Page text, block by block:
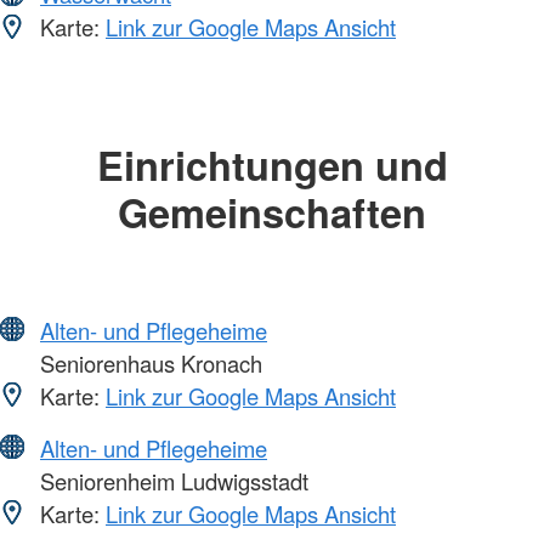
Karte: Link zur Google Maps Ansicht
Einrichtungen und
Gemeinschaften
Alten- und Pflegeheime
Seniorenhaus Kronach
Karte: Link zur Google Maps Ansicht
Alten- und Pflegeheime
Seniorenheim Ludwigsstadt
Karte: Link zur Google Maps Ansicht